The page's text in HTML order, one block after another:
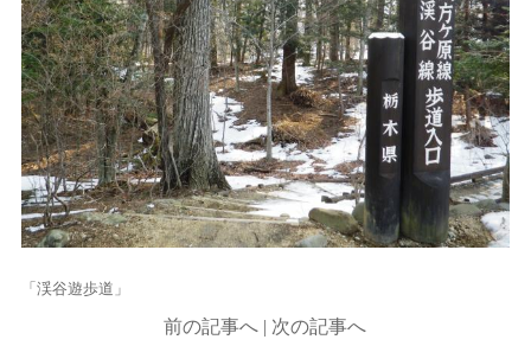
「渓谷遊歩道」
前の記事へ | 次の記事へ